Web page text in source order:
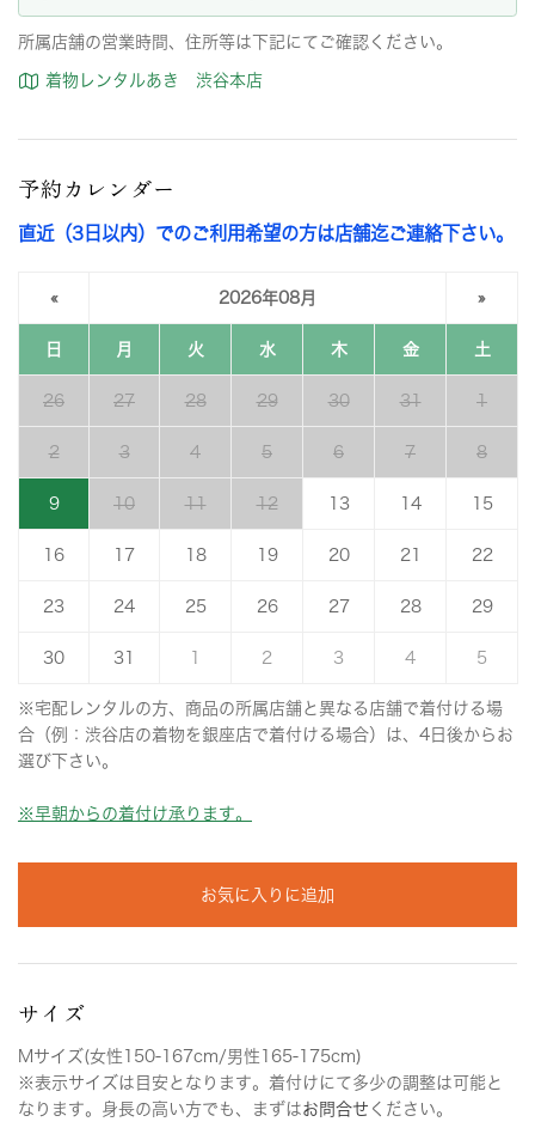
所属店舗の営業時間、住所等は下記にてご確認ください。
着物レンタルあき 渋谷本店
予約カレンダー
直近（3日以内）でのご利用希望の方は店舗迄ご連絡下さい。
« 2026年08月 »
日 月 火 水 木 金 土
26 27 28 29 30 31 1
2 3 4 5 6 7 8
9 10 11 12 13 14 15
16 17 18 19 20 21 22
23 24 25 26 27 28 29
30 31 2 3 4 5
※宅配レンタルの方、商品の所属店舗と異なる店舗で着付ける場
合（例：渋谷店の着物を銀座店で着付ける場合）は、4日後からお
選び下さい。
※早朝からの着付け承ります。
お気に入りに追加
サイズ
Mサイズ(女性150-167cm/男性165-175cm)
※表示サイズは目安となります。着付けにて多少の調整は可能と
なります。身長の高い方でも、まずはお問合せ ください。